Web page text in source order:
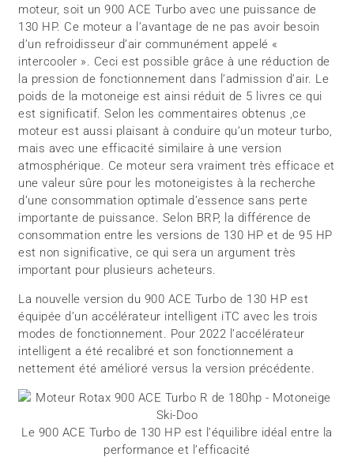
moteur, soit un 900 ACE Turbo avec une puissance de
130 HP. Ce moteur a l’avantage de ne pas avoir besoin
d’un refroidisseur d’air communément appelé «
intercooler ». Ceci est possible grâce à une réduction de
la pression de fonctionnement dans l’admission d’air. Le
poids de la motoneige est ainsi réduit de 5 livres ce qui
est significatif. Selon les commentaires obtenus ,ce
moteur est aussi plaisant à conduire qu’un moteur turbo,
mais avec une efficacité similaire à une version
atmosphérique. Ce moteur sera vraiment très efficace et
une valeur sûre pour les motoneigistes à la recherche
d’une consommation optimale d’essence sans perte
importante de puissance. Selon BRP, la différence de
consommation entre les versions de 130 HP et de 95 HP
est non significative, ce qui sera un argument très
important pour plusieurs acheteurs.
La nouvelle version du 900 ACE Turbo de 130 HP est
équipée d’un accélérateur intelligent iTC avec les trois
modes de fonctionnement. Pour 2022 l’accélérateur
intelligent a été recalibré et son fonctionnement a
nettement été amélioré versus la version précédente.
Le 900 ACE Turbo de 130 HP est l’équilibre idéal entre la
performance et l’efficacité